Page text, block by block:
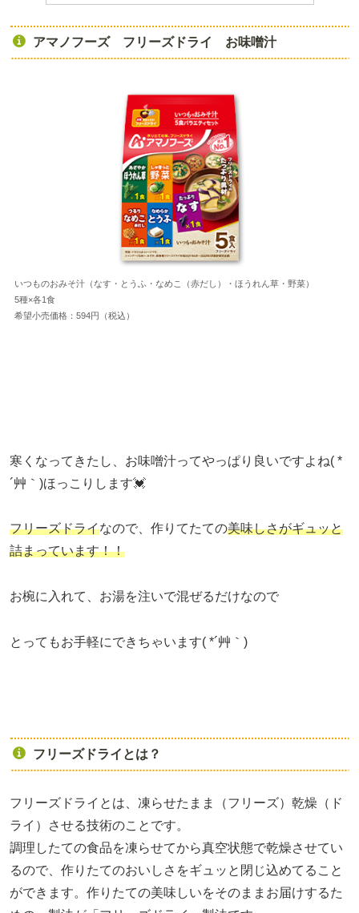
アマノフーズ フリーズドライ お味噌汁
いつものおみそ汁（なす・とうふ・なめこ（赤だし）・ほうれん草・野菜）
5種×各1食
希望小売価格：594円（税込）
寒くなってきたし、お味噌汁ってやっぱり良いですよね( *
´艸｀)ほっこりします💓
フリーズドライなので、作りてたての美味しさがギュッと
詰まっています！！
お椀に入れて、お湯を注いで混ぜるだけなので
とってもお手軽にできちゃいます( *´艸｀)
フリーズドライとは？
フリーズドライとは、凍らせたまま（フリーズ）乾燥（ド
ライ）させる技術のことです。
調理したての食品を凍らせてから真空状態で乾燥させてい
るので、作りたてのおいしさをギュッと閉じ込めてること
ができます。作りたての美味しいをそのままお届けするた